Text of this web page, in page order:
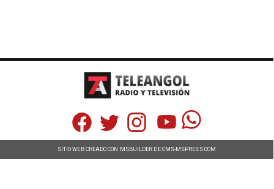
SITIO WEB CREADO CON MSBUILDER DE CMS-MSPRESS.COM